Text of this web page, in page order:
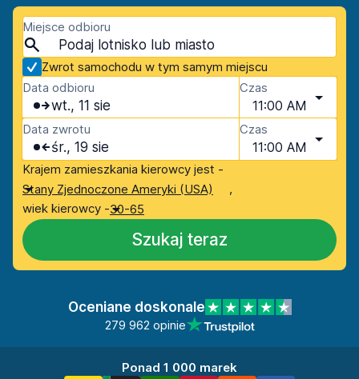
Miejsce odbioru
Zwrot samochodu w tym samym miejscu
Data odbioru
wt., 11 sie
Czas
11:00 AM
Data zwrotu
śr., 19 sie
Czas
11:00 AM
Krajem zamieszkania kierowcy jest -
Stany Zjednoczone Ameryki (USA)
,
wiek kierowcy -30-65
Szukaj teraz
Oceniane doskonale
279 962 opinie
Ponad 1 000 marek